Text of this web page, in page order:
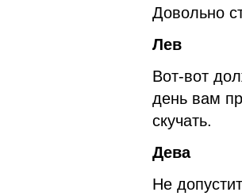
Довольно
Лев
Вот-вот
день вам
скучать.
Дева
Не